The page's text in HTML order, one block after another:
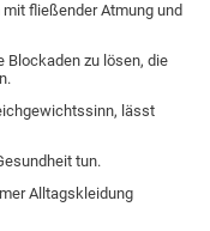
fließender Atmung und
Blockaden zu lösen, die
lässt
tun.
Alltagskleidung